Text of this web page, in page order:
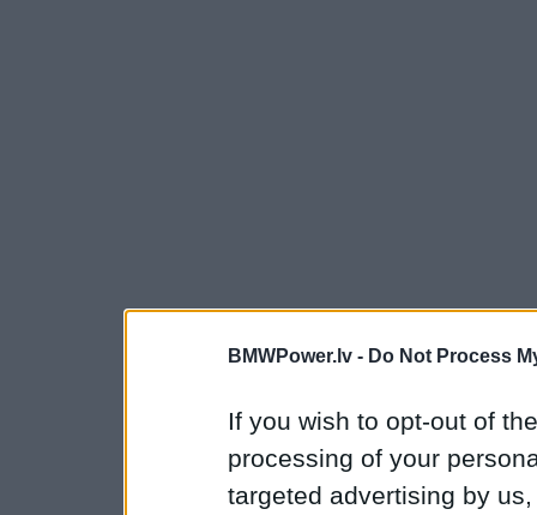
BMWPower.lv - Do Not Process
If you wish to opt-out of
processing of your
targeted advertising by